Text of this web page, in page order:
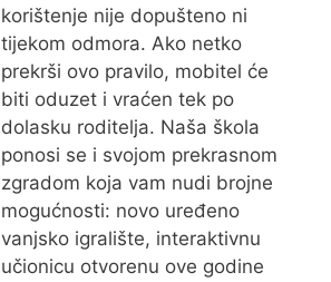
korištenje nije dopušteno ni
tijekom odmora. Ako netko
prekrši ovo pravilo, mobitel će
biti oduzet i vraćen tek po
dolasku roditelja. Naša škola
ponosi se i svojom prekrasnom
zgradom koja vam nudi brojne
mogućnosti: novo uređeno
vanjsko igralište, interaktivnu
učionicu otvorenu ove godine